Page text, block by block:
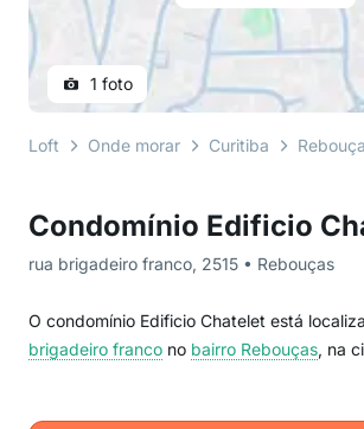
Condomínio Edificio
rua brigadeiro franco, 2515 • Rebouças
O condomínio Edificio Chatelet está
brigadeiro franco no bairro Rebouças, na
1 foto
Loft Onde morar Curitiba